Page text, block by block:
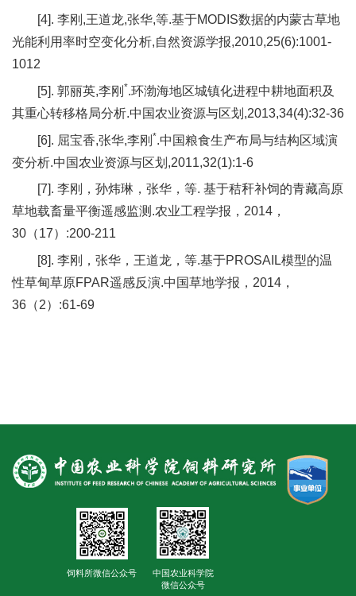
作
[4]. 李刚,王道龙,张华,等.基于MODIS数据的内蒙古草地
光能利用率时空变化分析,自然资源学报,2010,25(6):1001-
1012
[5]. 郭丽英,李刚 *.环渤海地区城镇化进程中耕地面积及
其重心转移格局分析.中国农业资源与区划,2013,34(4):32-36
[6]. 屈宝香,张华,李刚 *.中国粮食生产布局与结构区域演
变分析.中国农业资源与区划,2011,32(1):1-6
[7]. 李刚，孙炜琳，张华，等. 基于秸秆补饲的青藏高原
草地载畜量平衡遥感监测.农业工程学报，2014，
30（17）:200-211
[8]. 李刚，张华，王道龙，等.基于PROSAIL模型的温
性草甸草原FPAR遥感反演.中国草地学报，2014，
36（2）:61-69
饲料所微信公众号
中国农业科学院
微信公众号